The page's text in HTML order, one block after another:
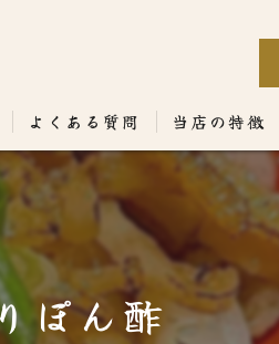
よくある質問 当店の特徴
居酒屋
専門店
ランチ
ぽん酢